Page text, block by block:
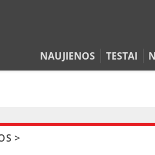
NAUJIENOS TESTAI
>